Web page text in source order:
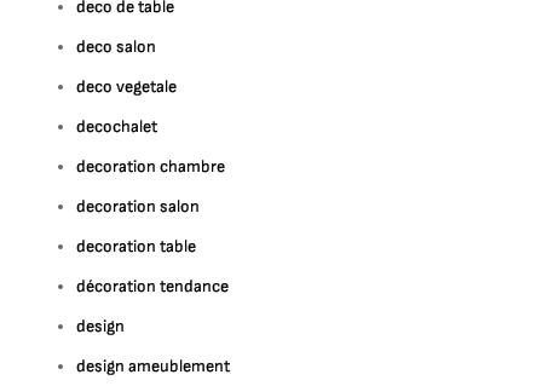
deco de table
deco salon
deco vegetale
decochalet
decoration chambre
decoration salon
decoration table
décoration tendance
design
design ameublement